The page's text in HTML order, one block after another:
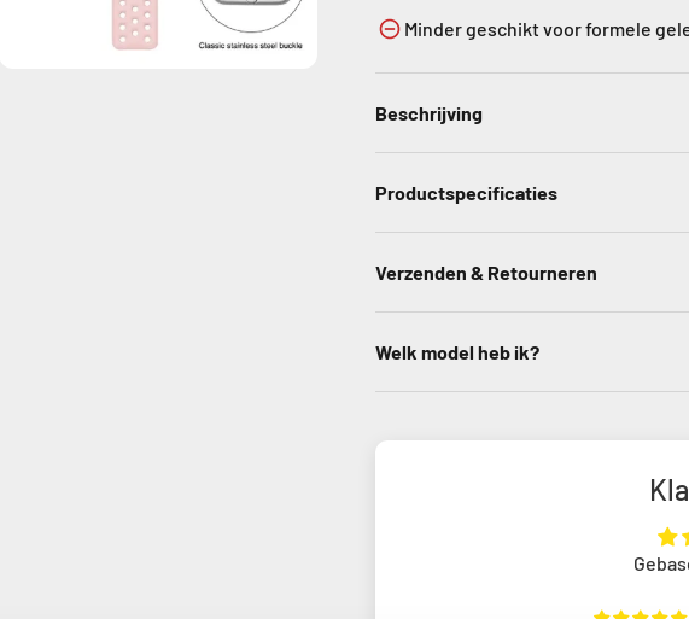
Minder geschikt voor formele
Beschrijving
Productspecificaties
Verzenden & Retourneren
Welk model heb ik?